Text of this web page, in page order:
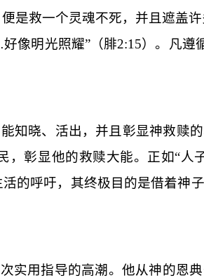
是救一个灵魂不死，并且遮盖
像明光照耀”（腓2:15）。凡遵
知晓、活出，并且彰显神救赎
，彰显他的救赎大能。正如“人
的呼吁，其终极目的是借着神
实用指导的高潮。他从神的恩典